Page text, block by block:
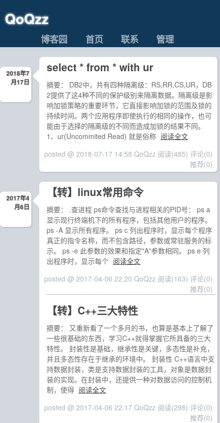
QoQzz
博客园 首页 联系 管理
2018年7
月17日
select * from * with ur
摘要： DB2中，共有四种隔离级：RS,RR,CS,UR，DB
2提供了这4种不同的保护级别来隔离数据。隔离级是影
响加锁策略的重要环节，它直接影响加锁的范围及锁的
持续时间。两个应用程序即使执行的相同的操作，也可
能由于选择的隔离级的不同而造成加锁的结果不同。
1、ur(Uncommited Read) 就是俗称 阅读全文
posted @ 2018-07-17 14:58 QoQzz 阅读(485) 评论(0)
推荐(0)
2017年4
月6日
【转】linux常用命令
摘要： .查进程 ps命令查找与进程相关的PID号： ps a
显示现行终端机下的所有程序，包括其他用户的程序。
ps -A 显示所有程序。 ps c 列出程序时，显示每个程序
真正的指令名称，而不包含路径，参数或常驻服务的标
示。 ps -e 此参数的效果和指定"A"参数相同。 ps e 列
出程序时，显示每个 阅读全文
posted @ 2017-04-06 22:20 QoQzz 阅读(163) 评论(0)
推荐(0)
【转】C++三大特性
摘要： 又重新看了一个多月的书，也算是基本上了解了
一些很基础的东西，学习C++就得掌握它所具备的三大
特性。 封装性是基础，继承性是关键，多态性是补充，
并且多态性存在于继承的环境中。 封装性 C++语言中支
持数据封装，类是支持数据封装的工具，对象是数据封
装的实现。在封装中，还提供一种对数据访问的控制机
制，使得 阅读全文
posted @ 2017-04-06 22:17 QoQzz 阅读(298) 评论(0)
推荐(0)